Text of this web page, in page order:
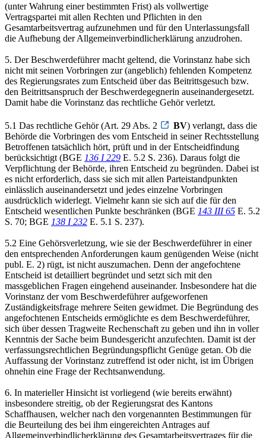
(unter Wahrung einer bestimmten Frist) als vollwertige
Vertragspartei mit allen Rechten und Pflichten in den
Gesamtarbeitsvertrag aufzunehmen und für den Unterlassungsfall
die Aufhebung der Allgemeinverbindlicherklärung anzudrohen.
5. Der Beschwerdeführer macht geltend, die Vorinstanz habe sich
nicht mit seinen Vorbringen zur (angeblich) fehlenden Kompetenz
des Regierungsrates zum Entscheid über das Beitrittsgesuch bzw.
den Beitrittsanspruch der Beschwerdegegnerin auseinandergesetzt.
Damit habe die Vorinstanz das rechtliche Gehör verletzt.
5.1 Das rechtliche Gehör (Art. 29 Abs. 2 BV) verlangt, dass die
Behörde die Vorbringen des vom Entscheid in seiner Rechtsstellung
Betroffenen tatsächlich hört, prüft und in der Entscheidfindung
berücksichtigt (BGE 136 I 229 E. 5.2 S. 236). Daraus folgt die
Verpflichtung der Behörde, ihren Entscheid zu begründen. Dabei ist
es nicht erforderlich, dass sie sich mit allen Parteistandpunkten
einlässlich auseinandersetzt und jedes einzelne Vorbringen
ausdrücklich widerlegt. Vielmehr kann sie sich auf die für den
Entscheid wesentlichen Punkte beschränken (BGE 143 III 65 E. 5.2
S. 70; BGE 138 I 232 E. 5.1 S. 237).
5.2 Eine Gehörsverletzung, wie sie der Beschwerdeführer in einer
den entsprechenden Anforderungen kaum genügenden Weise (nicht
publ. E. 2) rügt, ist nicht auszumachen. Denn der angefochtene
Entscheid ist detailliert begründet und setzt sich mit den
massgeblichen Fragen eingehend auseinander. Insbesondere hat die
Vorinstanz der vom Beschwerdeführer aufgeworfenen
Zuständigkeitsfrage mehrere Seiten gewidmet. Die Begründung des
angefochtenen Entscheids ermöglichte es dem Beschwerdeführer,
sich über dessen Tragweite Rechenschaft zu geben und ihn in voller
Kenntnis der Sache beim Bundesgericht anzufechten. Damit ist der
verfassungsrechtlichen Begründungspflicht Genüge getan. Ob die
Auffassung der Vorinstanz zutreffend ist oder nicht, ist im Übrigen
ohnehin eine Frage der Rechtsanwendung.
6. In materieller Hinsicht ist vorliegend (wie bereits erwähnt)
insbesondere streitig, ob der Regierungsrat des Kantons
Schaffhausen, welcher nach den vorgenannten Bestimmungen für
die Beurteilung des bei ihm eingereichten Antrages auf
Allgemeinverbindlicherklärung des Gesamtarbeitsvertrages für die